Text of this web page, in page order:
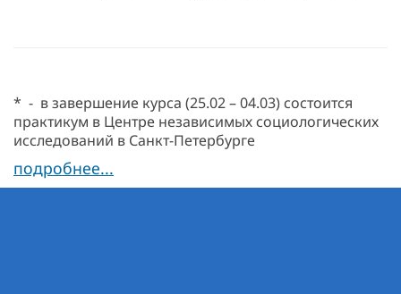
* - в завершение курса (25.02 – 04.03) состоится
практикум в Центре независимых социологических
исследований в Санкт-Петербурге
подробнее...